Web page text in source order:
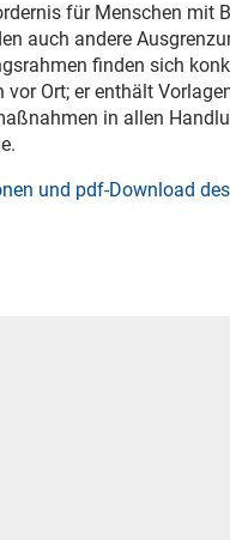
für Menschen mit
auch andere
finden sich
vor Ort; er enthält
in allen
und pdf-Download